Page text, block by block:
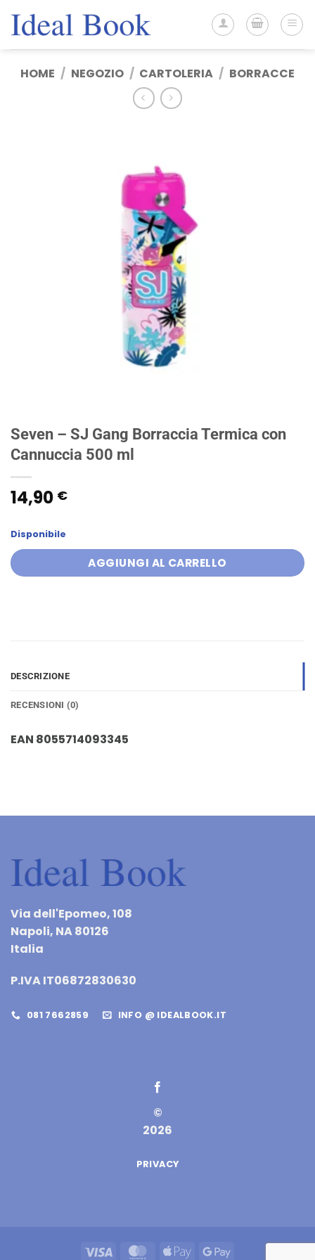
HOME / NEGOZIO / CARTOLERIA / BORRACCE
Seven – SJ Gang Borraccia Termica con
Cannuccia 500 ml
14,90 €
Disponibile
AGGIUNGI AL CARRELLO
DESCRIZIONE
RECENSIONI (0)
EAN 8055714093345
Via dell'Epomeo, 108
Napoli, NA 80126
Italia
P.IVA IT06872830630
081 7662859 INFO @ IDEALBOOK.IT
©
2026
PRIVACY
Visa MasterCard
Apple Google